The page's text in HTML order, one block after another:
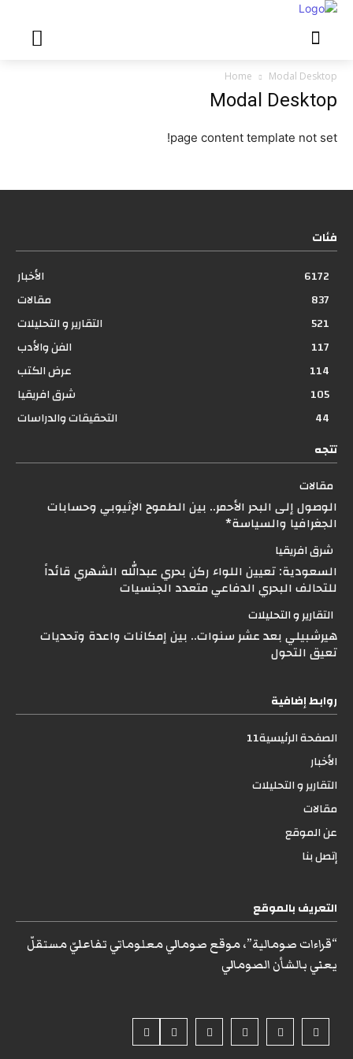
Home Modal Desktop
Modal Desktop
page content template not set!
فئات
الأخبار
6172
مقالات
837
التقارير و التحليلات
521
الفن والأدب
117
عرض الكتب
114
شرق افريقيا
105
التحقيقات والدراسات
44
تتجه
مقالات
الوصول إلى البحر الأحمر.. بين الطموح الإثيوبي وحسابات
الجغرافيا والسياسة*
شرق افريقيا
السعودية: تعيين اللواء ركن بحري عبدالله الشهري قائداً
للتحالف البحري الدفاعي متعدد الجنسيات
التقارير و التحليلات
هيرشبيلي بعد عشر سنوات.. بين إمكانات واعدة وتحديات
تعيق التحول
روابط إضافية
الصفحة الرئيسية11
الأخبار
التقارير و التحليلات
مقالات
عن الموقع
إتصل بنا
التعريف بالموقع
“قراءات صومالية”، موقع صومالي معلوماتي تفاعليّ مستقلّ
يعني بالشأن الصومالي